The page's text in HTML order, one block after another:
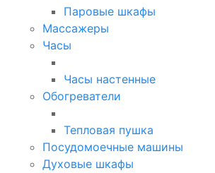
Паровые шкафы
Массажеры
Часы
Часы настенные
Обогреватели
Тепловая пушка
Посудомоечные машины
Духовые шкафы